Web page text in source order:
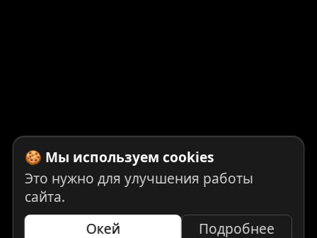
🍪 Мы используем cookies
Это нужно для улучшения работы
сайта.
Окей Подробнее